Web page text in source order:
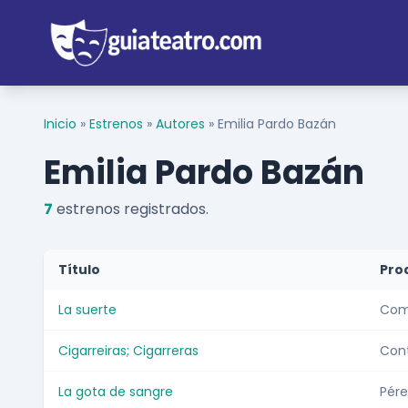
Inicio » Estrenos » Autores » Emilia Pardo Bazán
Emilia Pardo Bazán
7 estrenos registrados.
Título
La suerte
Cigarreiras; Cigarreras
La gota de sangre